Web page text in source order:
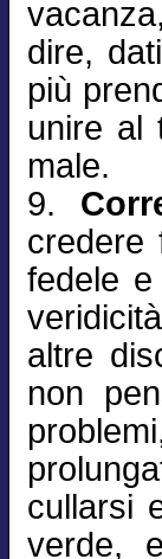
dire,
più
unire al
male.
9.
credere
fedele
altre
non
cullarsi
verde,